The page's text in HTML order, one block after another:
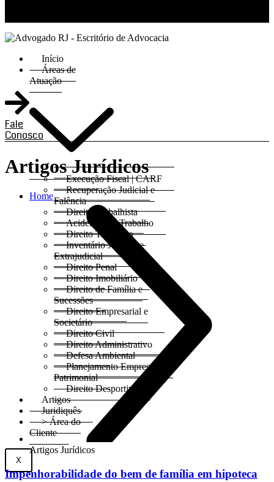
Início
Áreas de
Atuação
Execução Fiscal | CARF
Recuperação Judicial e
Falência
Direito Trabalhista
Acidentes do Trabalho
Direito Tributário
Inventário Judicial e
Extrajudicial
Direito Penal
Direito Imobiliário
Direito de Família e
Sucessões
Direito Empresarial e
Societário
Direito Civil
Direito Administrativo
Defesa Ambiental
Planejamento Empresarial e
Patrimonial
Direito Desportivo
Artigos
Juridiquês
> Área do
Cliente
X
Fale
Conosco
Artigos Jurídicos
Home
Artigos Jurídicos
Impenhorabilidade do bem de família em hipoteca